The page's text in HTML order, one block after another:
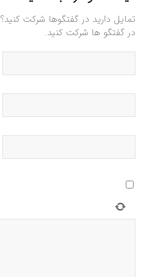
تمایل دارید در گفتگوها شرکت کنید؟
در گفتگو ها شرکت کنید.